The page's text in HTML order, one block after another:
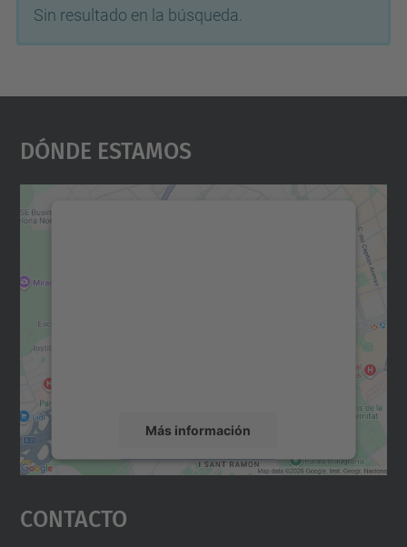
Sin resultado en la búsqueda.
Dónde Estamos
Más información
Aceptar
powered by
Contacto